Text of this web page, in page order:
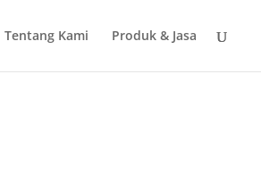
Tentang Kami Produk & Jasa